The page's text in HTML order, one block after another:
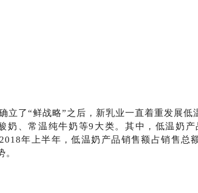
立了“鲜战略”之后，新乳业一直着重发展
奶、常温纯牛奶等9大类。其中，低温奶
年上半年，低温奶产品销售额占销售总
。